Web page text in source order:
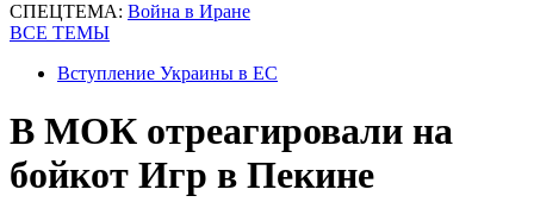
СПЕЦТЕМА: Война в Иране
ВСЕ ТЕМЫ
Вступление Украины в ЕС
В МОК отреагировали на
бойкот Игр в Пекине